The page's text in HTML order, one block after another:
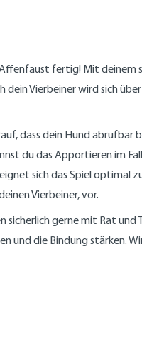
fertig! Mit
dein Vierbeiner wird sich
dass dein Hund
du das Apportieren im
sich das Spiel optimal
Vierbeiner, vor.
sicherlich gerne mit Rat
und die Bindung stärken.